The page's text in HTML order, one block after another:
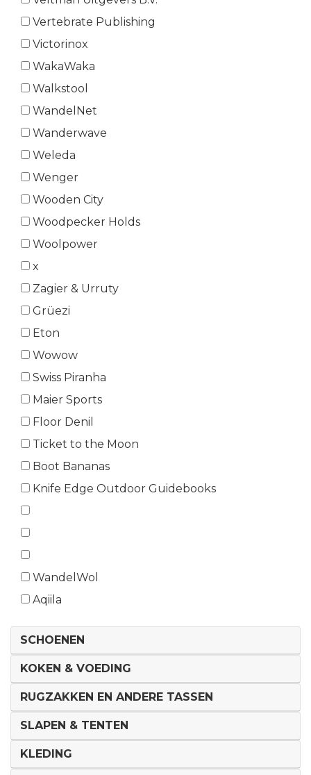
Vertebrate Publishing
Victorinox
WakaWaka
Walkstool
WandelNet
Wanderwave
Weleda
Wenger
Wooden City
Woodpecker Holds
Woolpower
x
Zagier & Urruty
Grüezi
Eton
Wowow
Swiss Piranha
Maier Sports
Floor Denil
Ticket to the Moon
Boot Bananas
Knife Edge Outdoor Guidebooks
WandelWol
Aqiila
SCHOENEN
KOKEN & VOEDING
RUGZAKKEN EN ANDERE TASSEN
SLAPEN & TENTEN
KLEDING